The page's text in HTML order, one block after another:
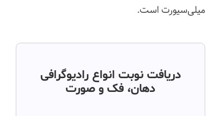
میلی‌سیورت است.
دریافت نوبت انواع رادیوگرافی
دهان، فک و صورت